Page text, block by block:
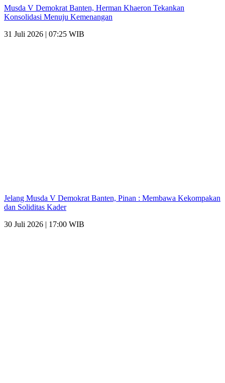
Musda V Demokrat Banten, Herman Khaeron Tekankan
Konsolidasi Menuju Kemenangan
31 Juli 2026 | 07:25 WIB
Jelang Musda V Demokrat Banten, Pinan : Membawa Kekompakan
dan Soliditas Kader
30 Juli 2026 | 17:00 WIB